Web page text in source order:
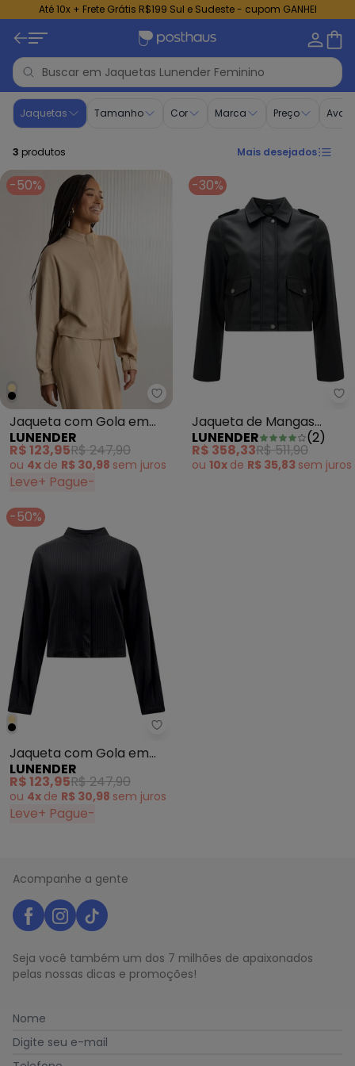
Até 10x + Frete Grátis R$199 Sul e Sudeste - cupom GANHEI
Jaquetas - Moda Feminina | Lunender Feminino
Jaquetas Tamanho Cor Marca Preço
3 produtos Mais desejados
-50%
Lunender - Jaqueta com Gola
Jaqueta com Gola em
Malha Risca de Giz Bege
LUNENDER
R$ 123,95R$ 247,90
ou 4x de R$ 30,98 sem juros
Leve+ Pague-
-30%
Jaqueta de Mangas
Longas com Gola em Pu
Preto
LUNENDER (2)
R$ 358,33R$ 511,90
ou 10x de R$ 35,83 sem juros
-50%
Lunender - Jaqueta com Gola
Jaqueta com Gola em
Malha Risca de Giz Preto
LUNENDER
R$ 123,95R$ 247,90
ou 4x de R$ 30,98 sem juros
Leve+ Pague-
Acompanhe a gente
Seja você também um dos 7 milhões de apaixonados
pelas nossas dicas e promoções!
Nome
Digite seu e-mail